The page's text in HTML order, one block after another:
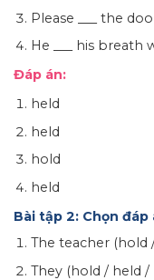
Please ___ the
He ___ his breath
Đáp án:
held
held
hold
held
Bài tập 2: Chọn đáp
The teacher (hold
They (hold / held /